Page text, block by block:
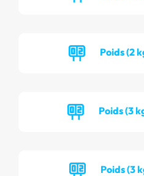
Poids (2
Poids (3
Poids (3